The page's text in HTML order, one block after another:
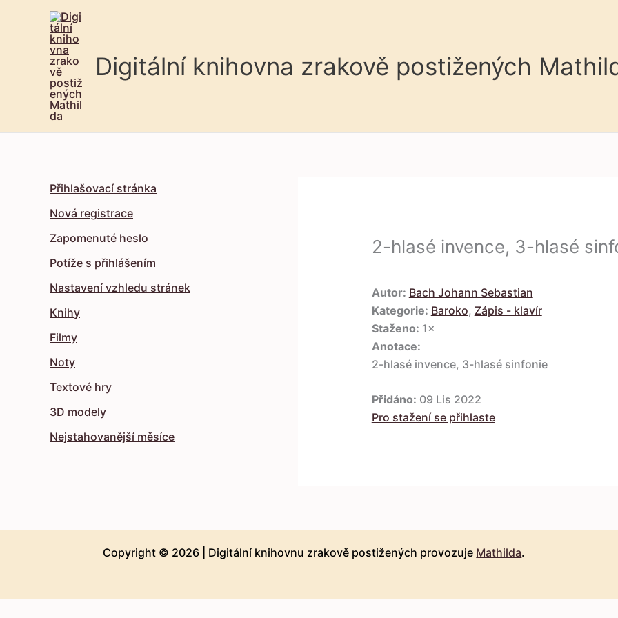
Digitální knihovna zrakově postižených
Přihlašovací stránka
Nová registrace
Zapomenuté heslo
Potíže s přihlášením
Nastavení vzhledu stránek
Knihy
Filmy
Noty
Textové hry
3D modely
Nejstahovanější měsíce
2-hlasé invence, 3-hlasé
Autor: Bach Johann Sebastian
Kategorie: Baroko, Zápis - klavír
Staženo: 1×
Anotace:
2-hlasé invence, 3-hlasé sinfonie
Přidáno: 09 Lis 2022
Pro stažení se přihlaste
Copyright © 2026 | Digitální knihovnu zrakově postižených provozuje Mathilda.